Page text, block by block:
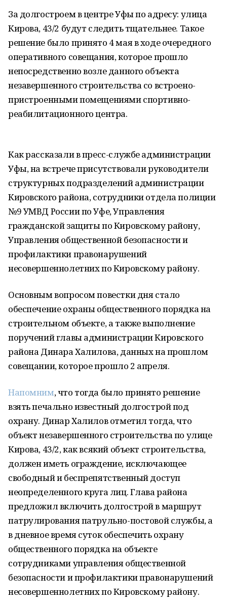
За долгостроем в центре Уфы по адресу: улица
Кирова, 43/2 будут следить тщательнее. Такое
решение было принято 4 мая в ходе очередного
оперативного совещания, которое прошло
непосредственно возле данного объекта
незавершенного строительства со встроено-
пристроенными помещениями спортивно-
реабилитационного центра.
Как рассказали в пресс-службе администрации
Уфы, на встрече присутствовали руководители
структурных подразделений администрации
Кировского района, сотрудники отдела полиции
№9 УМВД России по Уфе, Управления
гражданской защиты по Кировскому району,
Управления общественной безопасности и
профилактики правонарушений
несовершеннолетних по Кировскому району.
Основным вопросом повестки дня стало
обеспечение охраны общественного порядка на
строительном объекте, а также выполнение
поручений главы администрации Кировского
района Динара Халилова, данных на прошлом
совещании, которое прошло 2 апреля.
Напомним, что тогда было принято решение
взять печально известный долгострой под
охрану. Динар Халилов отметил тогда, что
объект незавершенного строительства по улице
Кирова, 43/2, как всякий объект строительства,
должен иметь ограждение, исключающее
свободный и беспрепятственный доступ
неопределенного круга лиц. Глава района
предложил включить долгострой в маршрут
патрулирования патрульно-постовой службы, а
в дневное время суток обеспечить охрану
общественного порядка на объекте
сотрудниками управления общественной
безопасности и профилактики правонарушений
несовершеннолетних по Кировскому району.